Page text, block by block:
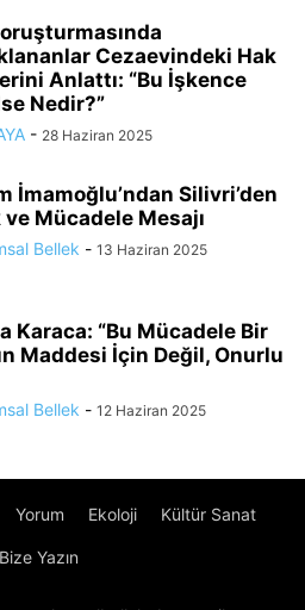
Cezaevindeki Hak
Anlattı: “Bu İşkence
Nedir?”
- 28 Haziran 2025
İmamoğlu’ndan Silivri’den
Mücadele Mesajı
Bellek - 13 Haziran 2025
Karaca: “Bu Mücadele Bir
Maddesi İçin Değil, Onurlu
Bellek - 12 Haziran 2025
Yorum Ekoloji Kültür Sanat
Bize Yazın